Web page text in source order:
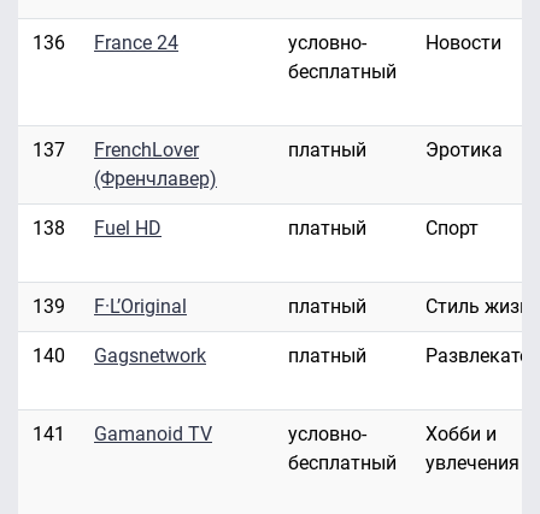
136 France 24
условно-
бесплатный
Новости
137
FrenchLover
(Френчлавер)
платный Эротика
138 Fuel HD платный Спорт
139 F·L’Original платный Стиль жизни
140 Gagsnetwork платный
141 Gamanoid TV
условно-
бесплатный
Хобби и
увлечения